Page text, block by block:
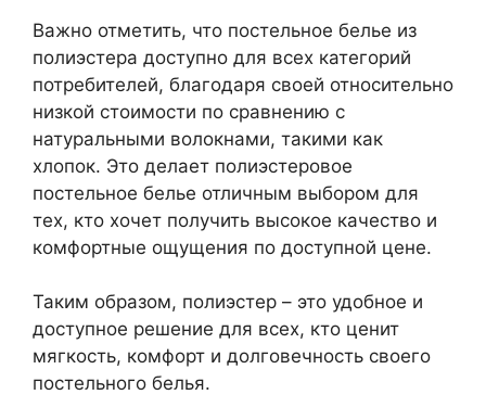
Важно отметить, что постельное белье из
полиэстера доступно для всех категорий
потребителей, благодаря своей относительно
низкой стоимости по сравнению с
натуральными волокнами, такими как
хлопок. Это делает полиэстеровое
постельное белье отличным выбором для
тех, кто хочет получить высокое качество и
комфортные ощущения по доступной цене.
Таким образом, полиэстер – это удобное и
доступное решение для всех, кто ценит
мягкость, комфорт и долговечность своего
постельного белья.